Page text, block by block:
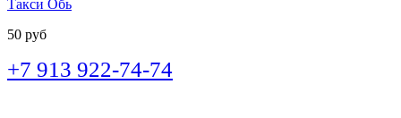
Такси Обь
50 руб
+7 913 922-74-74